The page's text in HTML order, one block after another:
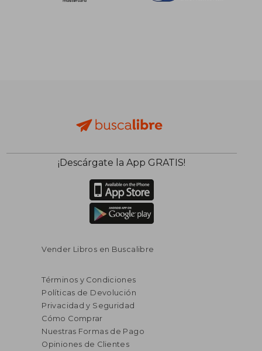
¡Descárgate la App GRATIS!
Vender Libros en Buscalibre
Términos y Condiciones
Políticas de Devolución
Privacidad y Seguridad
Cómo Comprar
Nuestras Formas de Pago
Opiniones de Clientes